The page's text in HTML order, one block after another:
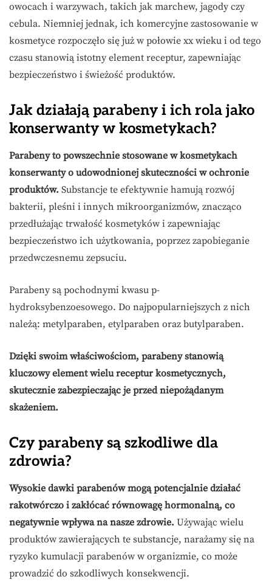
owocach i warzywach, takich jak marchew, jagody czy
cebula. Niemniej jednak, ich komercyjne zastosowanie w
kosmetyce rozpoczęło się już w połowie xx wieku i od tego
czasu stanowią istotny element receptur, zapewniając
bezpieczeństwo i świeżość produktów.
Jak działają parabeny i ich rola jako
konserwanty w kosmetykach?
Parabeny to powszechnie stosowane w kosmetykach
konserwanty o udowodnionej skuteczności w ochronie
produktów. Substancje te efektywnie hamują rozwój
bakterii, pleśni i innych mikroorganizmów, znacząco
przedłużając trwałość kosmetyków i zapewniając
bezpieczeństwo ich użytkowania, poprzez zapobieganie
przedwczesnemu zepsuciu.
Parabeny są pochodnymi kwasu p-
hydroksybenzoesowego. Do najpopularniejszych z nich
należą: metylparaben, etylparaben oraz butylparaben.
Dzięki swoim właściwościom, parabeny stanowią
kluczowy element wielu receptur kosmetycznych,
skutecznie zabezpieczając je przed niepożądanym
skażeniem.
Czy parabeny są szkodliwe dla
zdrowia?
Wysokie dawki parabenów mogą potencjalnie działać
rakotwórczo i zakłócać równowagę hormonalną, co
negatywnie wpływa na nasze zdrowie. Używając wielu
produktów zawierających te substancje, narażamy się na
ryzyko kumulacji parabenów w organizmie, co może
prowadzić do szkodliwych konsekwencji.